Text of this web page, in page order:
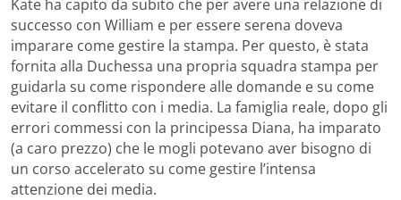
Kate ha capito da subito che per avere una relazione di
successo con William e per essere serena doveva
imparare come gestire la stampa. Per questo, è stata
fornita alla Duchessa una propria squadra stampa per
guidarla su come rispondere alle domande e su come
evitare il conflitto con i media. La famiglia reale, dopo gli
errori commessi con la principessa Diana, ha imparato
(a caro prezzo) che le mogli potevano aver bisogno di
un corso accelerato su come gestire l’intensa
attenzione dei media.